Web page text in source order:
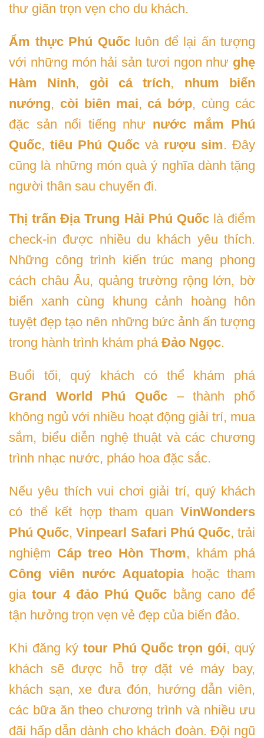
thư giãn trọn vẹn cho du khách.
Ẩm thực Phú Quốcluôn để lại ấn tượng
với những món hải sản tươi ngon như ghẹ
Hàm Ninh, gỏi cá trích, nhum biển
nướng, còi biên mai, cá bớp, cùng các
đặc sản nổi tiếng như nước mắm Phú
Quốc, tiêu Phú Quốc và rượu sim. Đây
cũng là những món quà ý nghĩa dành tặng
người thân sau chuyến đi.
Thị trấn Địa Trung Hải Phú Quốclà điểm
check-in được nhiều du khách yêu thích.
Những công trình kiến trúc mang phong
cách châu Âu, quảng trường rộng lớn, bờ
biển xanh cùng khung cảnh hoàng hôn
tuyệt đẹp tạo nên những bức ảnh ấn tượng
trong hành trình khám phá Đảo Ngọc.
Buổi tối, quý khách có thể khám phá
Grand World Phú Quốc – thành phố
không ngủ với nhiều hoạt động giải trí, mua
sắm, biểu diễn nghệ thuật và các chương
trình nhạc nước, pháo hoa đặc sắc.
Nếu yêu thích vui chơi giải trí, quý khách
có thể kết hợp tham quan VinWonders
Phú Quốc,Vinpearl Safari Phú Quốc, trải
nghiệm Cáp treo Hòn Thơm, khám phá
Công viên nước Aquatopiahoặc tham
giatour 4 đảo Phú Quốc bằng cano để
tận hưởng trọn vẹn vẻ đẹp của biển đảo.
Khi đăng ký tour Phú Quốc trọn gói, quý
khách sẽ được hỗ trợ đặt vé máy bay,
khách sạn, xe đưa đón, hướng dẫn viên,
các bữa ăn theo chương trình và nhiều ưu
đãi hấp dẫn dành cho khách đoàn. Đội ngũ